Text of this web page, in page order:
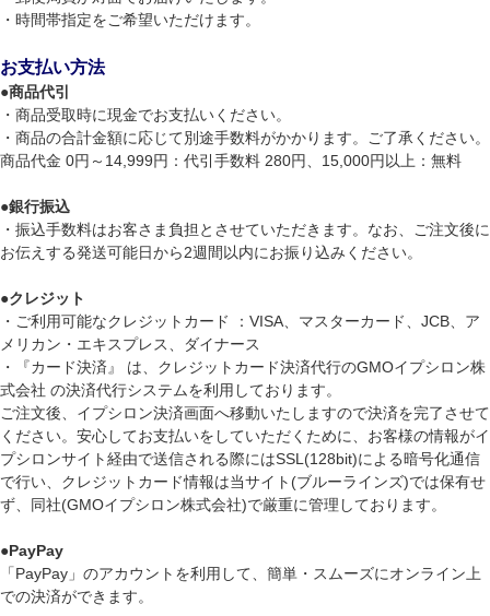
・時間帯指定をご希望いただけます。
お支払い方法
●商品代引
・商品受取時に現金でお支払いください。
・商品の合計金額に応じて別途手数料がかかります。ご了承ください。
商品代金 0円～14,999円：代引手数料 280円、15,000円以上：無料
●銀行振込
・振込手数料はお客さま負担とさせていただきます。なお、ご注文後に
お伝えする発送可能日から2週間以内にお振り込みください。
●クレジット
・ご利用可能なクレジットカード ：VISA、マスターカード、JCB、ア
メリカン・エキスプレス、ダイナース
・『カード決済』 は、クレジットカード決済代行のGMOイプシロン株
式会社 の決済代行システムを利用しております。
ご注文後、イプシロン決済画面へ移動いたしますので決済を完了させて
ください。安心してお支払いをしていただくために、お客様の情報がイ
プシロンサイト経由で送信される際にはSSL(128bit)による暗号化通信
で行い、クレジットカード情報は当サイト(ブルーラインズ)では保有せ
ず、同社(GMOイプシロン株式会社)で厳重に管理しております。
●PayPay
「PayPay」のアカウントを利用して、簡単・スムーズにオンライン上
での決済ができます。